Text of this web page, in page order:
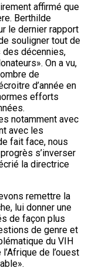
affirmé que
Berthilde
le dernier rapport
de souligner tout de
décennies,
On a vu,
de
d’année en
efforts
notamment avec
avec les
fait face, nous
s’inverser
la directrice
remettre la
lui donner une
de façon plus
de genre et
du VIH
de l’ouest